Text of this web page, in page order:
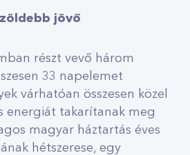
jövő
részt vevő három
33 napelemet
várhatóan összesen közel
energiát takarítanak meg
magyar háztartás éves
hétszerese, egy